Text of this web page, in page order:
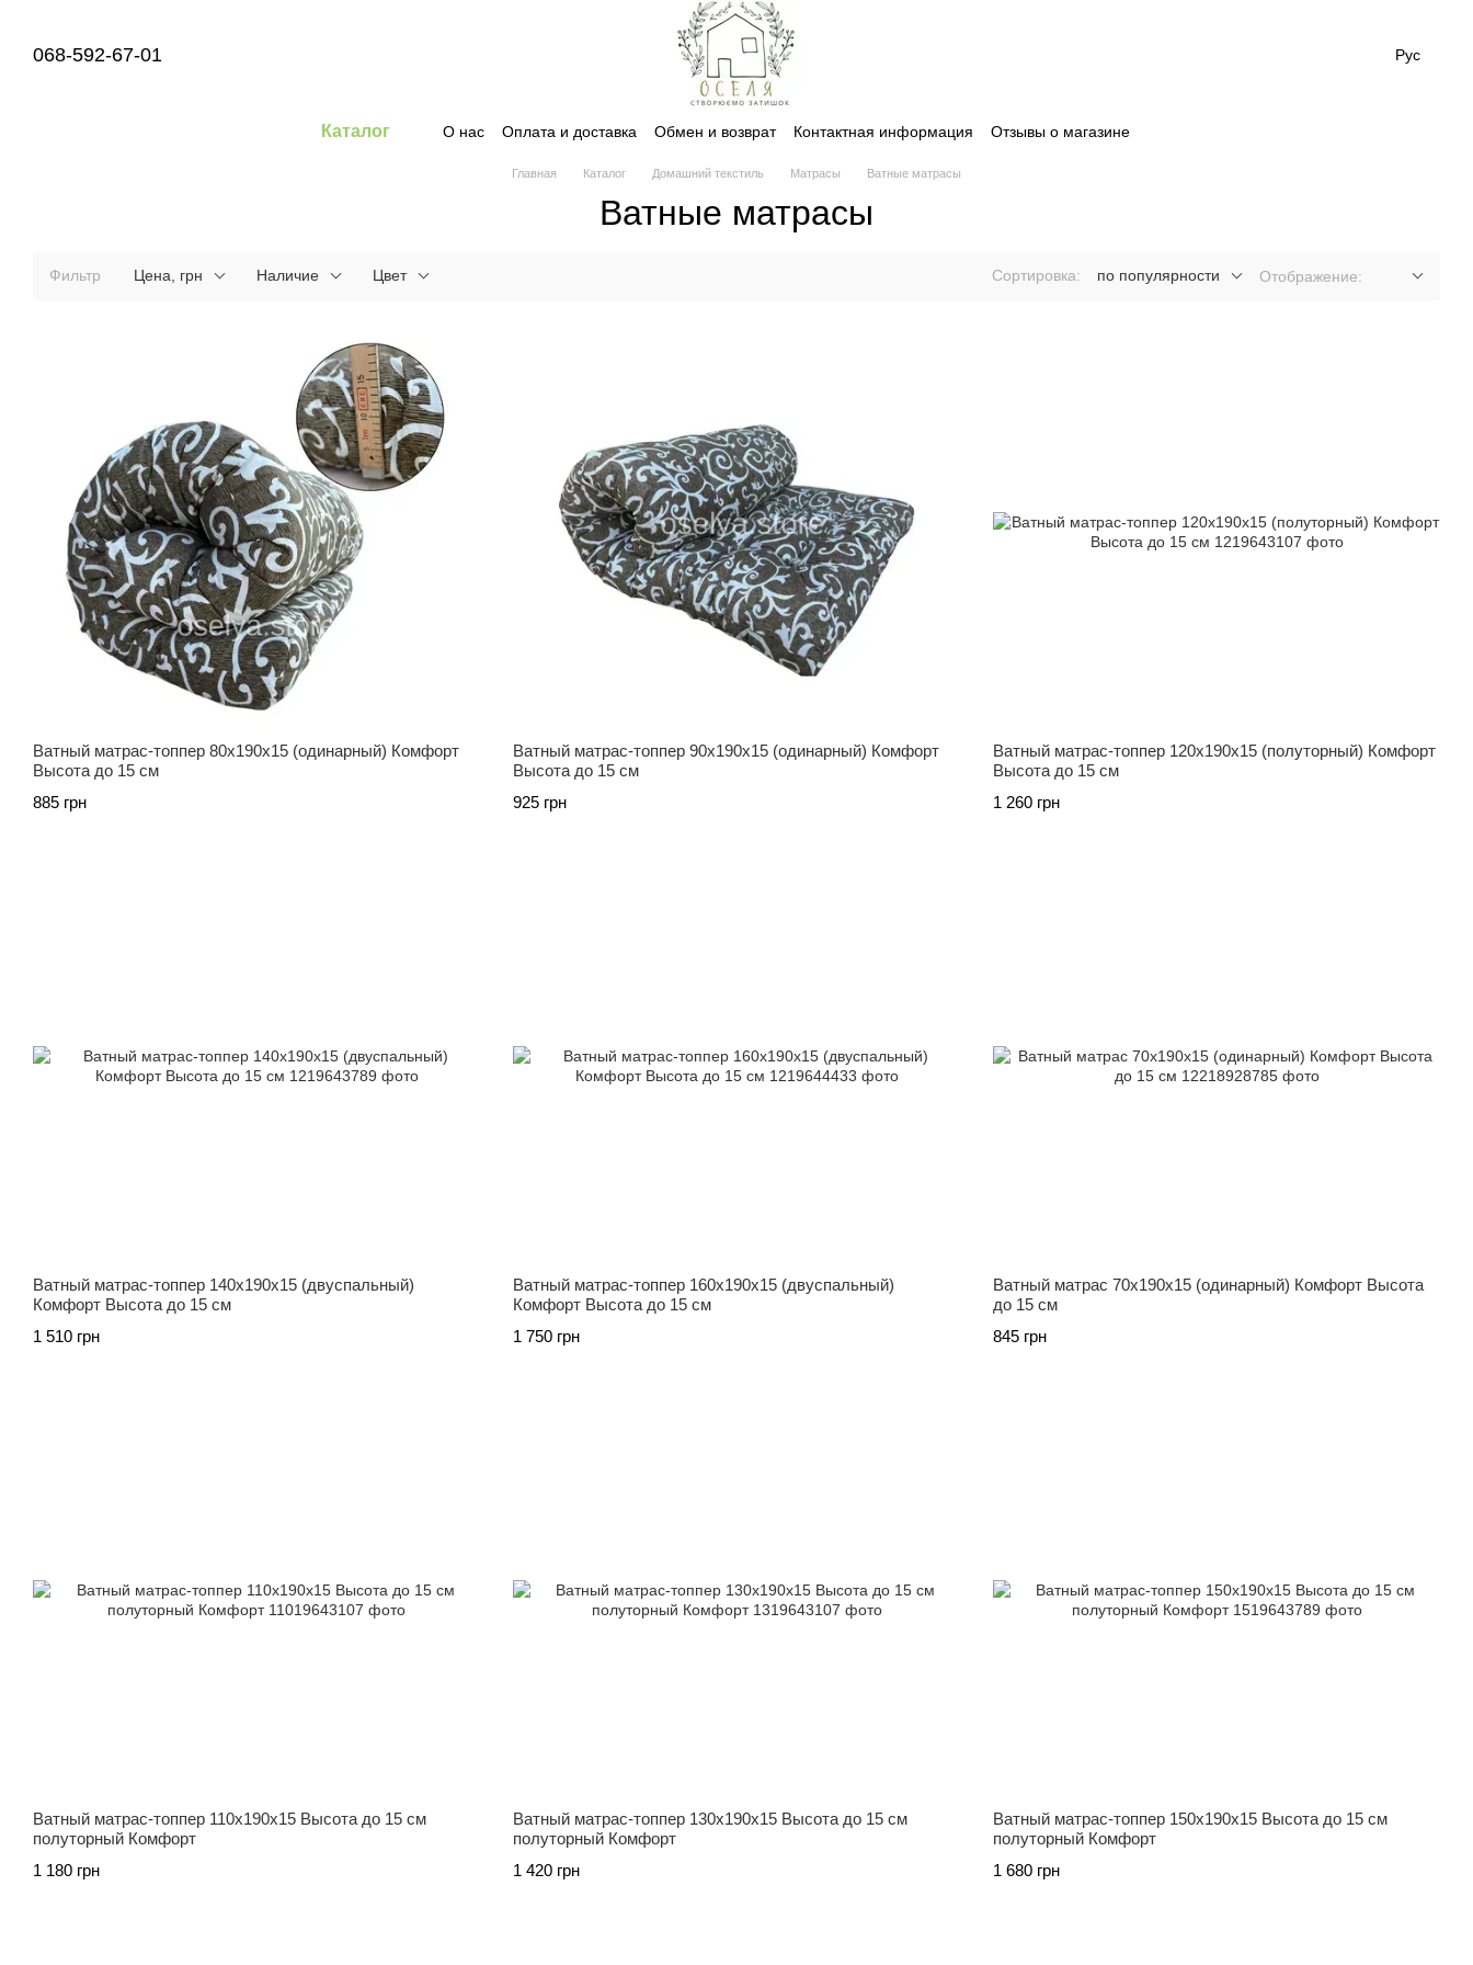
068-592-67-01 Рус
Каталог О нас Оплата и доставка Обмен и возврат Контактная информация Отзывы о магазине
Главная Каталог Домашний текстиль Матрасы Ватные матрасы
Ватные матрасы
Фильтр Цена, грн Наличие Цвет Сортировка: по популярности Отображение:
Ватный матрас-топпер 80х190х15 (одинарный) Комфорт
Высота до 15 см
885 грн
Ватный матрас-топпер 90х190х15 (одинарный) Комфорт
Высота до 15 см
925 грн
Ватный матрас-топпер 120х190х15 (полуторный) Комфорт
Высота до 15 см
1 260 грн
Ватный матрас-топпер 140х190х15 (двуспальный)
Комфорт Высота до 15 см
1 510 грн
Ватный матрас-топпер 160х190х15 (двуспальный)
Комфорт Высота до 15 см
1 750 грн
Ватный матрас 70х190х15 (одинарный) Комфорт Высота
до 15 см
845 грн
Ватный матрас-топпер 110х190х15 Высота до 15 см
полуторный Комфорт
1 180 грн
Ватный матрас-топпер 130х190х15 Высота до 15 см
полуторный Комфорт
1 420 грн
Ватный матрас-топпер 150х190х15 Высота до 15 см
полуторный Комфорт
1 680 грн